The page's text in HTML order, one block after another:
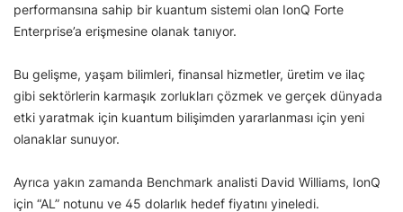
performansına sahip bir kuantum sistemi olan IonQ Forte
Enterprise’a erişmesine olanak tanıyor.
Bu gelişme, yaşam bilimleri, finansal hizmetler, üretim ve ilaç
gibi sektörlerin karmaşık zorlukları çözmek ve gerçek dünyada
etki yaratmak için kuantum bilişimden yararlanması için yeni
olanaklar sunuyor.
Ayrıca yakın zamanda Benchmark analisti David Williams, IonQ
için “AL” notunu ve 45 dolarlık hedef fiyatını yineledi.